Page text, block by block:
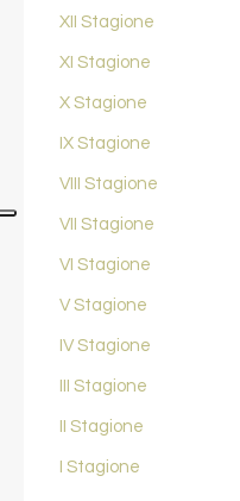
XII Stagione
XI Stagione
X Stagione
IX Stagione
VIII Stagione
VII Stagione
VI Stagione
V Stagione
IV Stagione
III Stagione
II Stagione
I Stagione